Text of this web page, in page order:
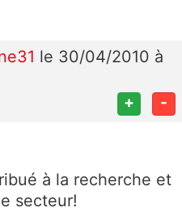
le 30/04/2010 à
+ -
à la recherche et
secteur!